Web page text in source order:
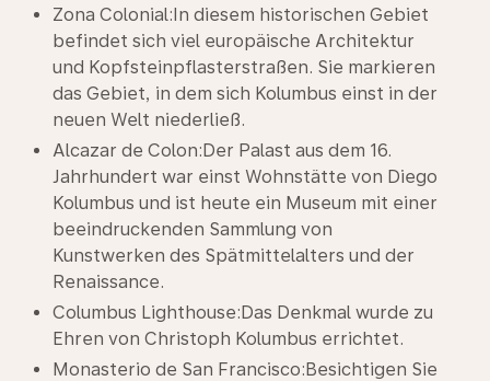
Zona Colonial:In diesem historischen Gebiet
befindet sich viel europäische Architektur
und Kopfsteinpflasterstraßen. Sie markieren
das Gebiet, in dem sich Kolumbus einst in der
neuen Welt niederließ.
Alcazar de Colon:Der Palast aus dem 16.
Jahrhundert war einst Wohnstätte von Diego
Kolumbus und ist heute ein Museum mit einer
beeindruckenden Sammlung von
Kunstwerken des Spätmittelalters und der
Renaissance.
Columbus Lighthouse:Das Denkmal wurde zu
Ehren von Christoph Kolumbus errichtet.
Monasterio de San Francisco:Besichtigen Sie